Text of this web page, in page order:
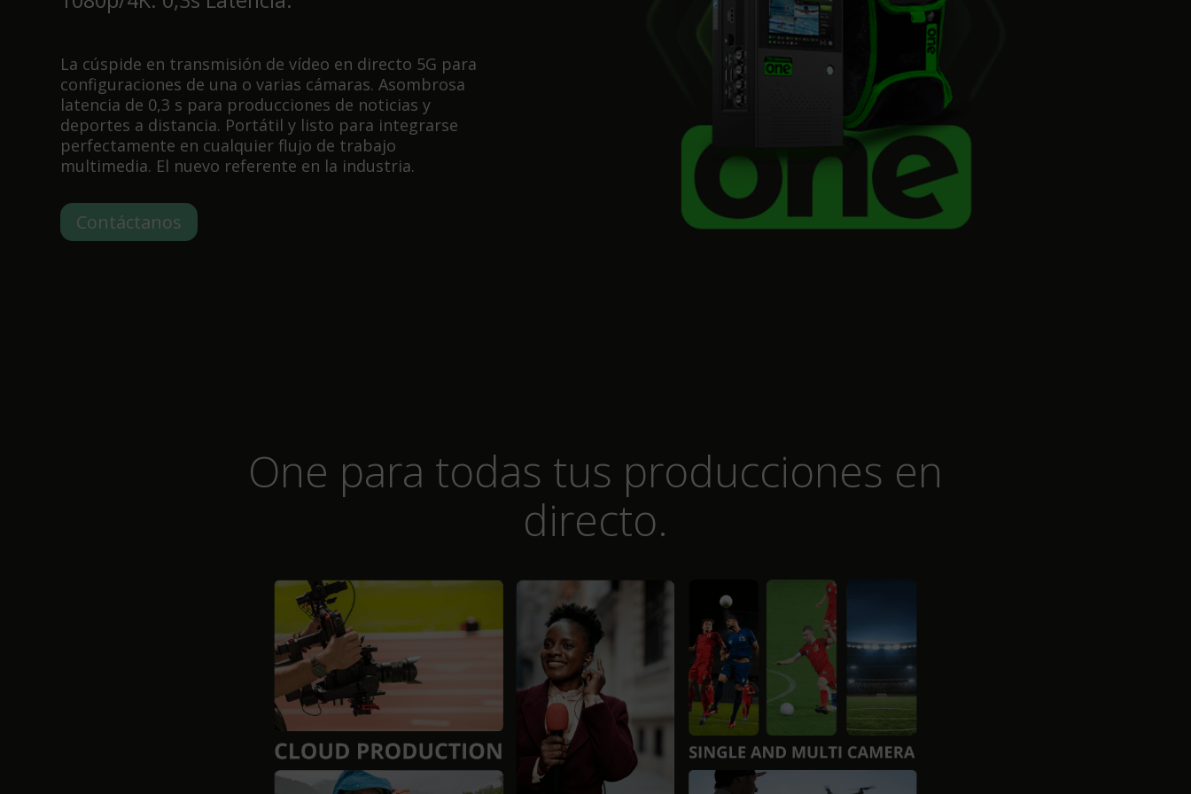
La cúspide en transmisión de vídeo en directo 5G para
configuraciones de una o varias cámaras. Asombrosa
latencia de 0,3 s para producciones de noticias y
deportes a distancia. Portátil y listo para integrarse
perfectamente en cualquier flujo de trabajo
multimedia. El nuevo referente en la industria.
Contáctanos
One para todas tus producciones en
directo.